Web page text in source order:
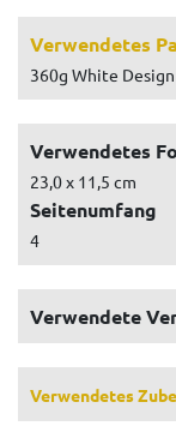
Verwendetes
360g White
Verwendetes
23,0 x 11,5 cm
Seitenumfang
4
Verwendete
Verwendetes